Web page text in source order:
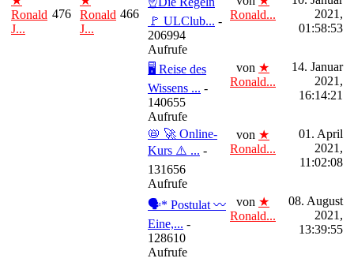
Ronald
J...
476
Ronald
J...
466
🚩 ULClub... -
206994
Aufrufe
Ronald...
2021,
01:58:53
🖥 Reise des
Wissens ... -
140655
Aufrufe
von ★
Ronald...
14. Januar
2021,
16:14:21
📛 🚀 Online-
Kurs ⚠️ ... -
131656
Aufrufe
von ★
Ronald...
01. April
2021,
11:02:08
🗣* Postulat 〰
Eine,... -
128610
Aufrufe
von ★
Ronald...
08. August
2021,
13:39:55